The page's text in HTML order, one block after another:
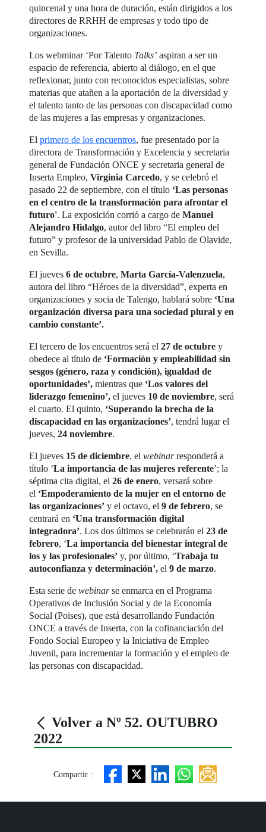
quincenal y una hora de duración, están dirigidos a los
directores de RRHH de empresas y todo tipo de
organizaciones.
Los webminar ‘Por Talento Talks’ aspiran a ser un
espacio de referencia, abierto al diálogo, en el que
reflexionar, junto con reconocidos especialistas, sobre
materias que atañen a la aportación de la diversidad y
el talento tanto de las personas con discapacidad como
de las mujeres a las empresas y organizaciones.
Elprimero de los encuentros, fue presentado por la
directora de Transformación y Excelencia y secretaria
general de Fundación ONCE y secretaria general de
Inserta Empleo,Virginia Carcedo, y se celebró el
pasado 22 de septiembre, con el título ‘Las personas
en el centro de la transformación para afrontar el
futuro'. La exposición corrió a cargo deManuel
Alejandro Hidalgo, autor del libro “El empleo del
futuro” y profesor de la universidad Pablo de Olavide,
en Sevilla.
El jueves 6 de octubre,Marta García-Valenzuela,
autora del libro “Héroes de la diversidad”, experta en
organizaciones y socia de Talengo, hablará sobre ‘Una
organización diversa para una sociedad plural y en
cambio constante’.
El tercero de los encuentros será el27 de octubre y
obedece al título de ‘Formación y empleabilidad sin
sesgos (género, raza y condición), igualdad de
oportunidades’,mientras que ‘Los valores del
liderazgo femenino’,el jueves 10 de noviembre, será
el cuarto. El quinto, ‘Superando la brecha de la
discapacidad en las organizaciones’, tendrá lugar el
jueves,24 noviembre.
El jueves 15 de diciembre, elwebinarresponderá a
título ‘La importancia de las mujeres referente’; la
séptima cita digital, el26 de enero, versará sobre
el ‘Empoderamiento de la mujer en el entorno de
las organizaciones’y el octavo, el9 de febrero, se
centrará en ‘Una transformación digital
integradora’. Los dos últimos se celebrarán el23 de
febrero, ‘La importancia del bienestar integral de
los y las profesionales’ y, por último, ‘Trabaja tu
autoconfianza y determinación’,el9 de marzo.
Esta serie dewebinarse enmarca en el Programa
Operativos de Inclusión Social y de la Economía
Social (Poises), que está desarrollando Fundación
ONCE a través de Inserta, con la cofinanciación del
Fondo Social Europeo y la Iniciativa de Empleo
Juvenil, para incrementar la formación y el empleo de
las personas con discapacidad.
Volver a Nº 52. OUTUBRO
2022
Compartir :